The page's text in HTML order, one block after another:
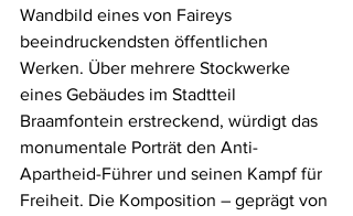
Wandbild eines von Faireys
beeindruckendsten öffentlichen
Werken. Über mehrere Stockwerke
eines Gebäudes im Stadtteil
Braamfontein erstreckend, würdigt das
monumentale Porträt den Anti-
Apartheid-Führer und seinen Kampf für
Freiheit. Die Komposition – geprägt von